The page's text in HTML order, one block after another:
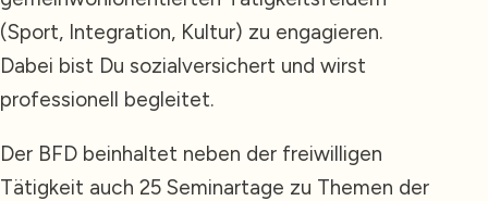
(Sport, Integration, Kultur) zu engagieren.
Dabei bist Du sozialversichert und wirst
professionell begleitet.
Der BFD beinhaltet neben der freiwilligen
Tätigkeit auch 25 Seminartage zu Themen der